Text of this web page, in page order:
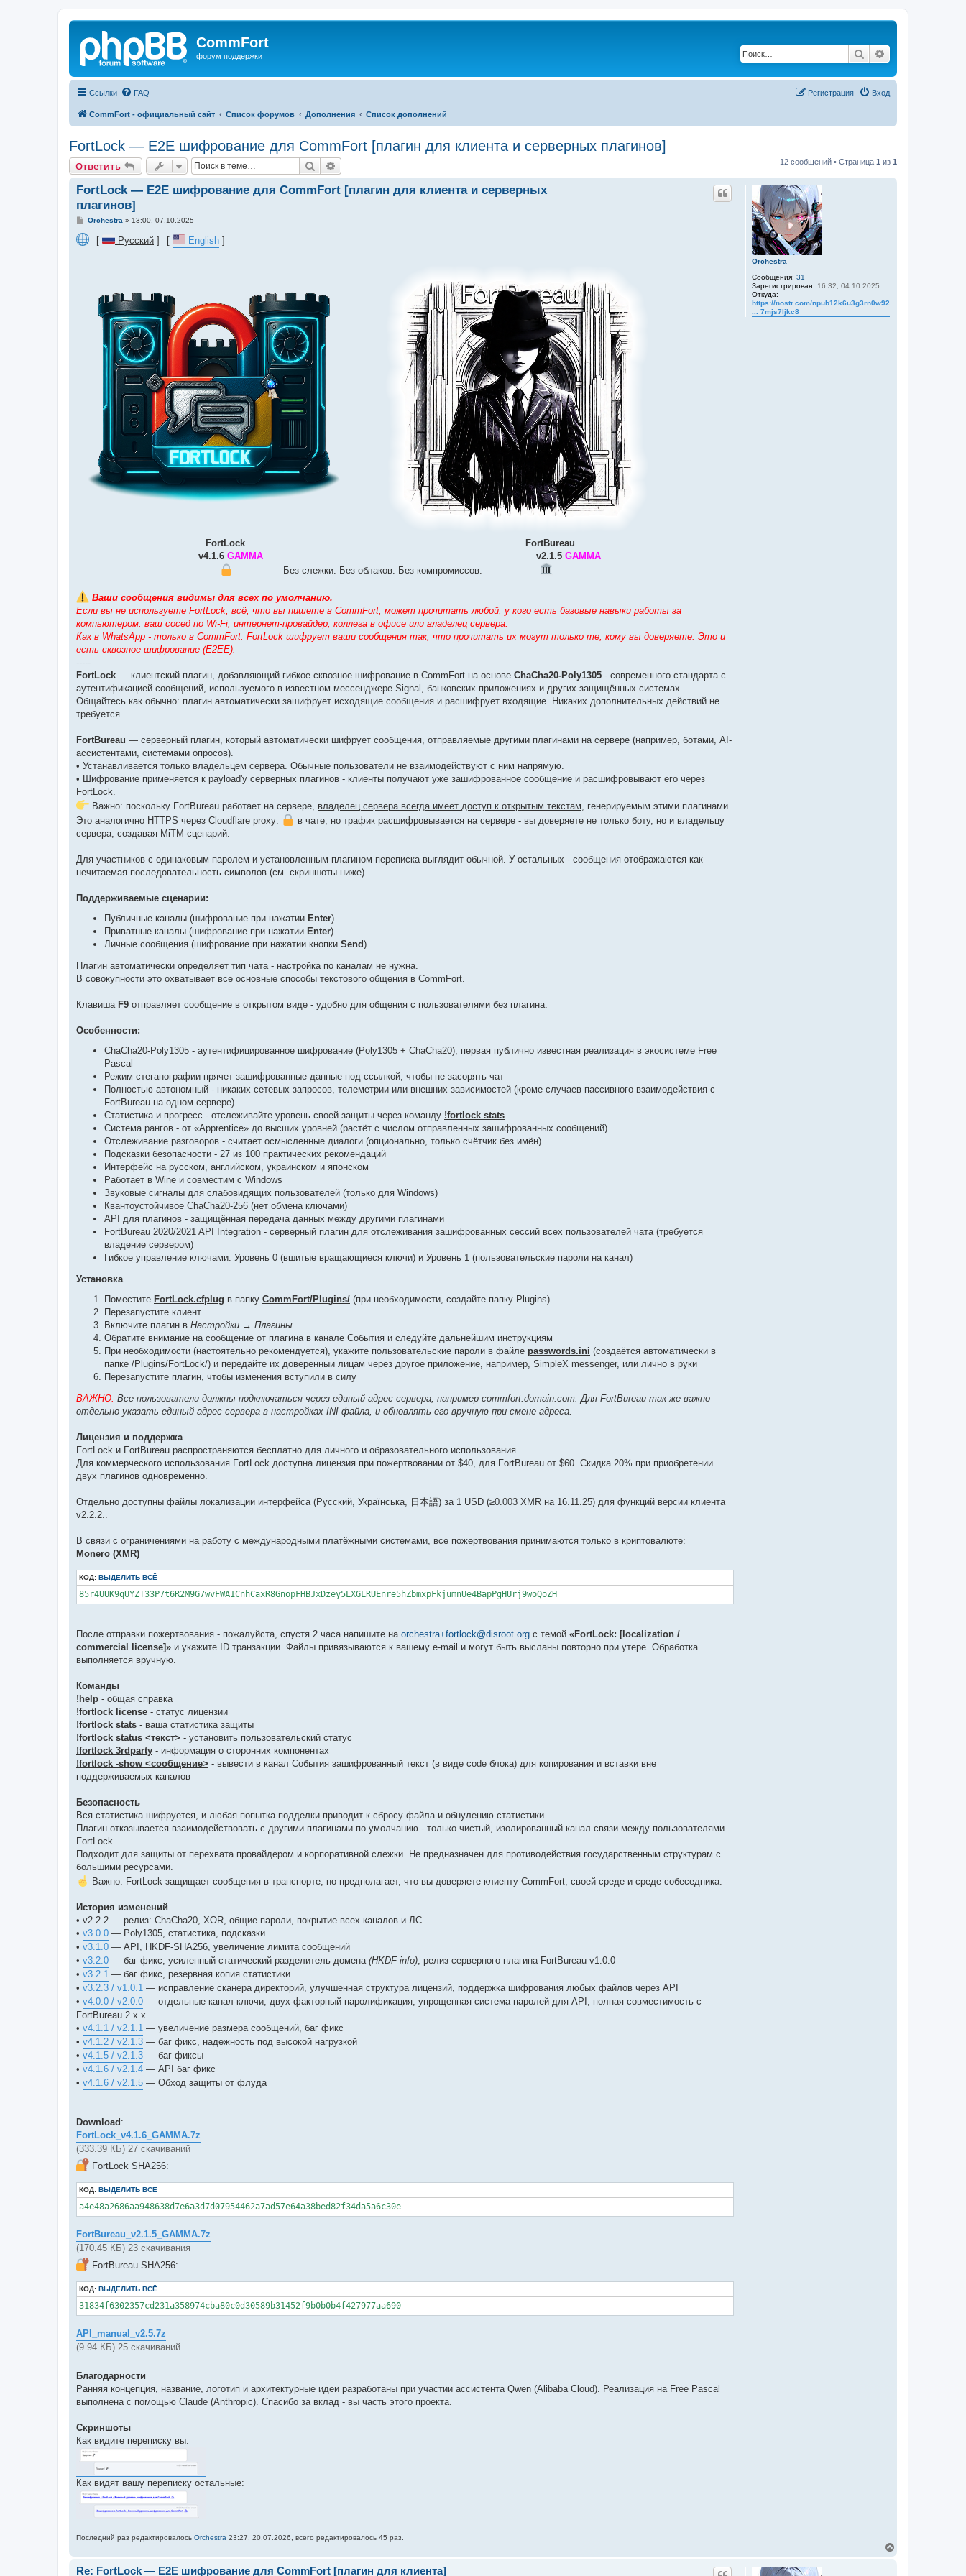
CommFort
форум поддержки Поиск
Ссылки FAQ Вход
Регистрация
CommFort - официальный сайт Список форумов Дополнения Список дополнений
FortLock — E2E шифрование для CommFort [плагин для клиента и серверных плагинов]
Ответить Поиск 12 сообщений • Страница 1 из 1
Orchestra
Сообщения: 31
Зарегистрирован: 16:32, 04.10.2025
Откуда:
https://nostr.com/npub12k6u3g3rn0w92wx4
... 7mjs7ljkc8
FortLock — E2E шифрование для CommFort [плагин для клиента и серверных
плагинов]
С
о
б
Orchestra » 13:00, 07.10.2025
⠀[ Русский ]⠀[ English ]
FortLock
FortBureau
v4.1.6 GAMMA v2.1.5 GAMMA
⠀⠀⠀⠀⠀⠀⠀Без слежки. Без облаков. Без компромиссов.⠀⠀⠀⠀⠀⠀⠀⠀
Ваши сообщения видимы для всех по умолчанию.
Если вы не используете FortLock, всё, что вы пишете в CommFort, может прочитать любой, у кого есть базовые навыки работы за
компьютером: ваш сосед по Wi-Fi, интернет-провайдер, коллега в офисе или владелец сервера.
Как в WhatsApp - только в CommFort: FortLock шифрует ваши сообщения так, что прочитать их могут только те, кому вы доверяете. Это и
есть сквозное шифрование (E2EE).
-----
FortLock — клиентский плагин, добавляющий гибкое сквозное шифрование в CommFort на основе ChaCha20-Poly1305 - современного стандарта с
аутентификацией сообщений, используемого в известном мессенджере Signal, банковских приложениях и других защищённых системах.
Общайтесь как обычно: плагин автоматически зашифрует исходящие сообщения и расшифрует входящие. Никаких дополнительных действий не
требуется.
FortBureau — серверный плагин, который автоматически шифрует сообщения, отправляемые другими плагинами на сервере (например, ботами, AI-
ассистентами, системами опросов).
• Устанавливается только владельцем сервера. Обычные пользователи не взаимодействуют с ним напрямую.
• Шифрование применяется к payload'у серверных плагинов - клиенты получают уже зашифрованное сообщение и расшифровывают его через
FortLock.
Важно: поскольку FortBureau работает на сервере, владелец сервера всегда имеет доступ к открытым текстам , генерируемым этими плагинами.
Это аналогично HTTPS через Cloudflare proxy:
в чате, но трафик расшифровывается на сервере - вы доверяете не только боту, но и владельцу
сервера, создавая MiTM-сценарий.
Для участников с одинаковым паролем и установленным плагином переписка выглядит обычной. У остальных - сообщения отображаются как
нечитаемая последовательность символов (см. скриншоты ниже).
Поддерживаемые сценарии:
Публичные каналы (шифрование при нажатии Enter)
Приватные каналы (шифрование при нажатии Enter)
Личные сообщения (шифрование при нажатии кнопки Send)
Плагин автоматически определяет тип чата - настройка по каналам не нужна.
В совокупности это охватывает все основные способы текстового общения в CommFort.
Клавиша F9 отправляет сообщение в открытом виде - удобно для общения с пользователями без плагина.
Особенности:
ChaCha20-Poly1305 - аутентифицированное шифрование (Poly1305 + ChaCha20), первая публично известная реализация в экосистеме Free
Pascal
Режим стеганографии прячет зашифрованные данные под ссылкой, чтобы не засорять чат
Полностью автономный - никаких сетевых запросов, телеметрии или внешних зависимостей (кроме случаев пассивного взаимодействия с
FortBureau на одном сервере)
Статистика и прогресс - отслеживайте уровень своей защиты через команду !fortlock stats
Система рангов - от «Apprentice» до высших уровней (растёт с числом отправленных зашифрованных сообщений)
Отслеживание разговоров - считает осмысленные диалоги (опционально, только счётчик без имён)
Подсказки безопасности - 27 из 100 практических рекомендаций
Интерфейс на русском, английском, украинском и японском
Работает в Wine и совместим с Windows
Звуковые сигналы для слабовидящих пользователей (только для Windows)
Квантоустойчивое ChaCha20-256 (нет обмена ключами)
API для плагинов - защищённая передача данных между другими плагинами
FortBureau 2020/2021 API Integration - серверный плагин для отслеживания зашифрованных сессий всех пользователей чата (требуется
владение сервером)
Гибкое управление ключами: Уровень 0 (вшитые вращающиеся ключи) и Уровень 1 (пользовательские пароли на канал)
Установка
Поместите FortLock.cfplug в папку CommFort/Plugins/ (при необходимости, создайте папку Plugins)
Перезапустите клиент
Включите плагин в Настройки → Плагины
Обратите внимание на сообщение от плагина в канале События и следуйте дальнейшим инструкциям
При необходимости (настоятельно рекомендуется), укажите пользовательские пароли в файле passwords.ini (создаётся автоматически в
папке /Plugins/FortLock/) и передайте их доверенныи лицам через другое приложение, например, SimpleX messenger, или лично в руки
Перезапустите плагин, чтобы изменения вступили в силу
ВАЖНО: Все пользователи должны подключаться через единый адрес сервера, например commfort.domain.com. Для FortBureau так же важно
отдельно указать единый адрес сервера в настройках INI файла, и обновлять его вручную при смене адреса.
Лицензия и поддержка
FortLock и FortBureau распространяются бесплатно для личного и образовательного использования.
Для коммерческого использования FortLock доступна лицензия при пожертвовании от $40, для FortBureau от $60. Скидка 20% при приобретении
двух плагинов одновременно.
Отдельно доступны файлы локализации интерфейса (Русский, Українська, 日本語) за 1 USD (≥0.003 XMR на 16.11.25) для функций версии клиента
v2.2.2..
В связи с ограничениями на работу с международными платёжными системами, все пожертвования принимаются только в криптовалюте:
Monero (XMR)
КОД: ВЫДЕЛИТЬ ВСЁ
85r4UUK9qUYZT33P7t6R2M9G7wvFWA1CnhCaxR8GnopFHBJxDzey5LXGLRUEnre5hZbmxpFkjumnUe4BapPgHUrj9woQoZH
После отправки пожертвования - пожалуйста, спустя 2 часа напишите на orchestra+fortlock@disroot.org с темой «FortLock: [localization /
commercial license]» и укажите ID транзакции. Файлы привязываются к вашему e-mail и могут быть высланы повторно при утере. Обработка
выполняется вручную.
Команды
!help - общая справка
!fortlock license - статус лицензии
!fortlock stats - ваша статистика защиты
!fortlock status <текст> - установить пользовательский статус
!fortlock 3rdparty - информация о сторонних компонентах
!fortlock -show <сообщение> - вывести в канал События зашифрованный текст (в виде code блока) для копирования и вставки вне
поддерживаемых каналов
Безопасность
Вся статистика шифруется, и любая попытка подделки приводит к сбросу файла и обнулению статистики.
Плагин отказывается взаимодействовать с другими плагинами по умолчанию - только чистый, изолированный канал связи между пользователями
FortLock.
Подходит для защиты от перехвата провайдером и корпоративной слежки. Не предназначен для противодействия государственным структурам с
большими ресурсами.
Важно: FortLock защищает сообщения в транспорте, но предполагает, что вы доверяете клиенту CommFort, своей среде и среде собеседника.
История изменений
• v2.2.2 — релиз: ChaCha20, XOR, общие пароли, покрытие всех каналов и ЛС
• v3.0.0 — Poly1305, статистика, подсказки
• v3.1.0 — API, HKDF-SHA256, увеличение лимита сообщений
• v3.2.0 — баг фикс, усиленный статический разделитель домена (HKDF info), релиз серверного плагина FortBureau v1.0.0
• v3.2.1 — баг фикс, резервная копия статистики
• v3.2.3 / v1.0.1 — исправление сканера директорий, улучшенная структура лицензий, поддержка шифрования любых файлов через API
• v4.0.0 / v2.0.0 — отдельные канал-ключи, двух-факторный паролификация, упрощенная система паролей для API, полная совместимость с
FortBureau 2.x.x
• v4.1.1 / v2.1.1 — увеличение размера сообщений, баг фикс
• v4.1.2 / v2.1.3 — баг фикс, надежность под высокой нагрузкой
• v4.1.5 / v2.1.3 — баг фиксы
• v4.1.6 / v2.1.4 — API баг фикс
• v4.1.6 / v2.1.5 — Обход защиты от флуда
Download :
FortLock_v4.1.6_GAMMA.7z
(333.39 КБ) 27 скачиваний
FortLock SHA256:
КОД: ВЫДЕЛИТЬ ВСЁ
a4e48a2686aa948638d7e6a3d7d07954462a7ad57e64a38bed82f34da5a6c30e
FortBureau_v2.1.5_GAMMA.7z
(170.45 КБ) 23 скачивания
FortBureau SHA256:
КОД: ВЫДЕЛИТЬ ВСЁ
31834f6302357cd231a358974cba80c0d30589b31452f9b0b0b4f427977aa690
API_manual_v2.5.7z
(9.94 КБ) 25 скачиваний
Благодарности
Ранняя концепция, название, логотип и архитектурные идеи разработаны при участии ассистента Qwen (Alibaba Cloud). Реализация на Free Pascal
выполнена с помощью Claude (Anthropic). Спасибо за вклад - вы часть этого проекта.
Скриншоты
Как видите переписку вы:
Как видят вашу переписку остальные:
Последний раз редактировалось Orchestra 23:27, 20.07.2026, всего редактировалось 45 раз.
Re: FortLock — E2E шифрование для CommFort [плагин для клиента]